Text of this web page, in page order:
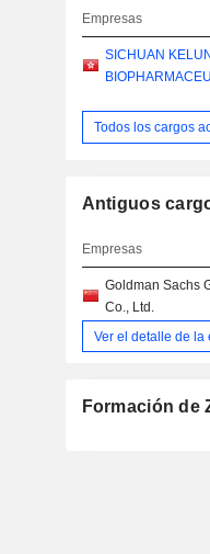
Empresas
SICHUAN
Todos los cargos
Antiguos
Empresas
Goldman Sachs
Co., Ltd.
Ver el detalle de la
Formación de